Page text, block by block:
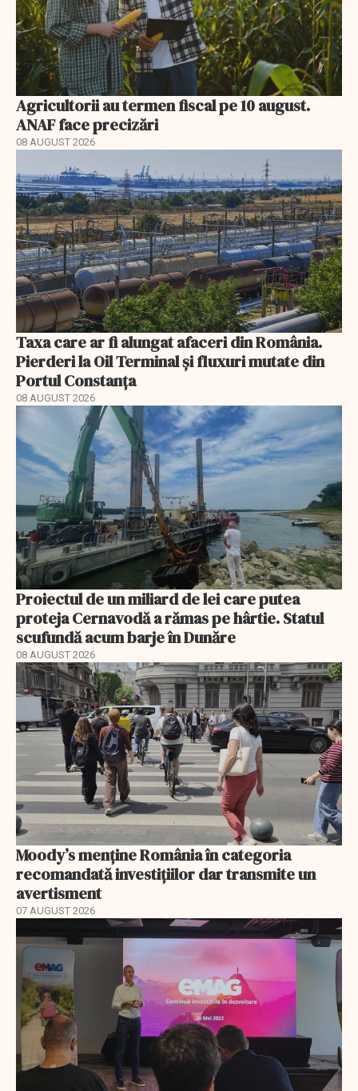
Agricultorii au termen fiscal pe 10 august.
ANAF face precizări
08 AUGUST 2026
Taxa care ar fi alungat afaceri din România.
Pierderi la Oil Terminal și fluxuri mutate din
Portul Constanța
08 AUGUST 2026
Proiectul de un miliard de lei care putea
proteja Cernavodă a rămas pe hârtie. Statul
scufundă acum barje în Dunăre
08 AUGUST 2026
Moody’s menține România în categoria
recomandată investițiilor dar transmite un
avertisment
07 AUGUST 2026